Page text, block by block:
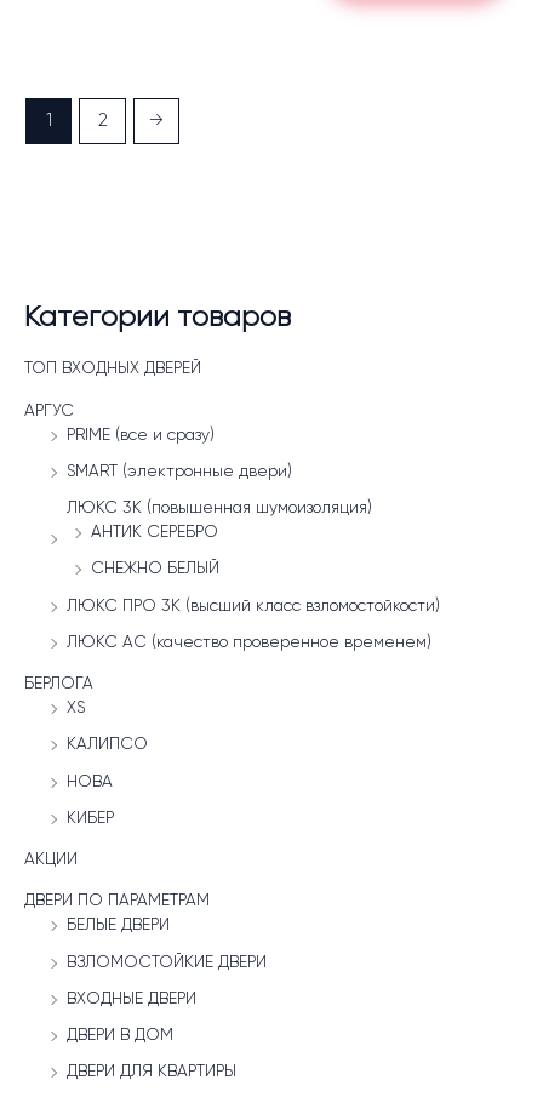
Категории товаров
ТОП ВХОДНЫХ ДВЕРЕЙ
АРГУС
PRIME (все и сразу)
SMART (электронные двери)
ЛЮКС 3К (повышенная шумоизоляция)
АНТИК СЕРЕБРО
СНЕЖНО БЕЛЫЙ
ЛЮКС ПРО 3К (высший класс взломостойкости)
ЛЮКС АС (качество проверенное временем)
БЕРЛОГА
XS
КАЛИПСО
НОВА
КИБЕР
АКЦИИ
ДВЕРИ ПО ПАРАМЕТРАМ
БЕЛЫЕ ДВЕРИ
ВЗЛОМОСТОЙКИЕ ДВЕРИ
ВХОДНЫЕ ДВЕРИ
ДВЕРИ В ДОМ
ДВЕРИ ДЛЯ КВАРТИРЫ
1 2 →